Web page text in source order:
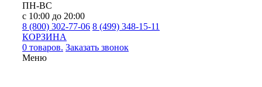
ПН-ВС
с 10:00 до 20:00
8 (800) 302-77-06 8 (499) 348-15-11
КОРЗИНА
0 товаров. Заказать звонок
Меню